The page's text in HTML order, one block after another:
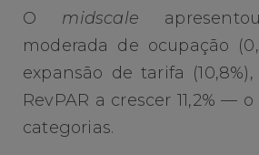
O midscale
moderada de ocupação
expansão de tarifa
RevPAR a crescer 11,2% —
categorias.